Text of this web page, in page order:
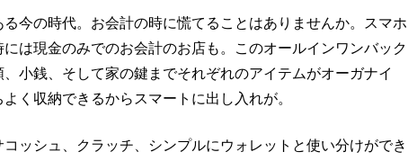
今の時代。お会計の時に慌てることはありませんか。スマホ
は現金のみでのお会計のお店も。このオールインワンバック
小銭、そして家の鍵までそれぞれのアイテムがオーガナイ
く収納できるからスマートに出し入れが。
ッシュ、クラッチ、シンプルにウォレットと使い分けができ